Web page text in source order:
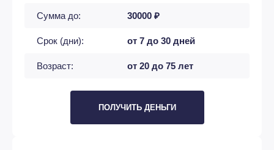
Сумма до: 30000 ₽
Срок (дни): от 7 до 30 дней
Возраст: от 20 до 75 лет
ПОЛУЧИТЬ ДЕНЬГИ